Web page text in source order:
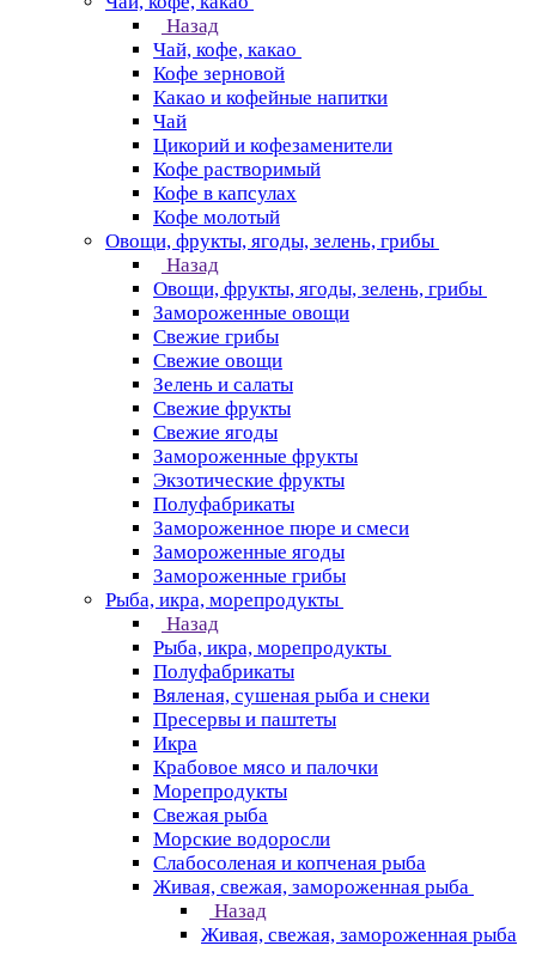
Назад
Чай, кофе, какао
Кофе зерновой
Какао и кофейные напитки
Чай
Цикорий и кофезаменители
Кофе растворимый
Кофе в капсулах
Кофе молотый
Овощи, фрукты, ягоды, зелень, грибы
Назад
Овощи, фрукты, ягоды, зелень, грибы
Замороженные овощи
Свежие грибы
Свежие овощи
Зелень и салаты
Свежие фрукты
Свежие ягоды
Замороженные фрукты
Экзотические фрукты
Полуфабрикаты
Замороженное пюре и смеси
Замороженные ягоды
Замороженные грибы
Рыба, икра, морепродукты
Назад
Рыба, икра, морепродукты
Полуфабрикаты
Вяленая, сушеная рыба и снеки
Пресервы и паштеты
Икра
Крабовое мясо и палочки
Морепродукты
Свежая рыба
Морские водоросли
Слабосоленая и копченая рыба
Живая, свежая, замороженная рыба
Назад
Живая, свежая, замороженная рыба